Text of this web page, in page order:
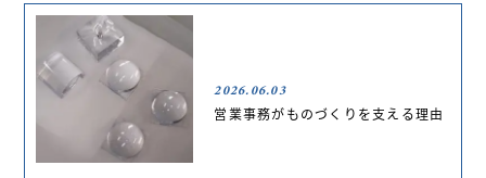
2026.06.03
営業事務がものづくりを支える理由